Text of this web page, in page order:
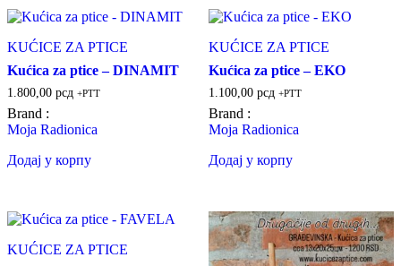
KUĆICE ZA PTICE
Kućica za ptice – DINAMIT
1.800,00 рсд +PTT
Brand :
Moja Radionica
Додај у корпу
KUĆICE ZA PTICE
Kućica za ptice – EKO
1.100,00 рсд +PTT
Brand :
Moja Radionica
Додај у корпу
KUĆICE ZA PTICE